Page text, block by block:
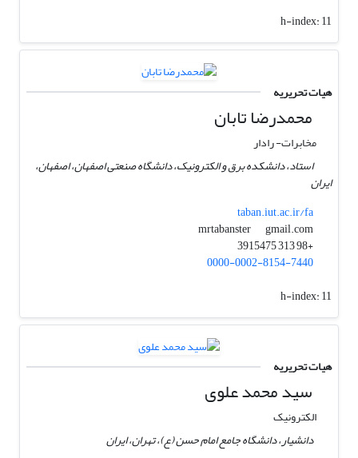
h-index:11
هیات تحریریه
محمدرضا تابان
مخابرات- رادار
استاد، دانشکده برق و الکترونیک، دانشگاه صنعتی اصفهان، اصفهان،
ایران
taban.iut.ac.ir/fa
mrtabanster
gmail.com
+98 313 3915475
0000-0002-8154-7440
h-index:11
هیات تحریریه
سید محمد علوی
الکترونیک
دانشیار، دانشگاه جامع امام حسن (ع)، تهران، ایران